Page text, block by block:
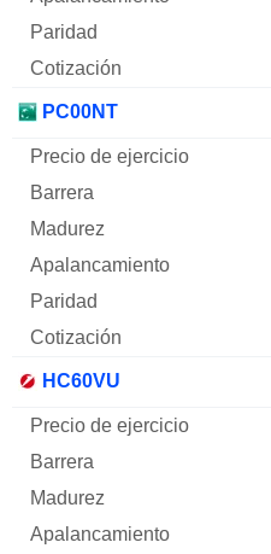
PC00NT
HC60VU